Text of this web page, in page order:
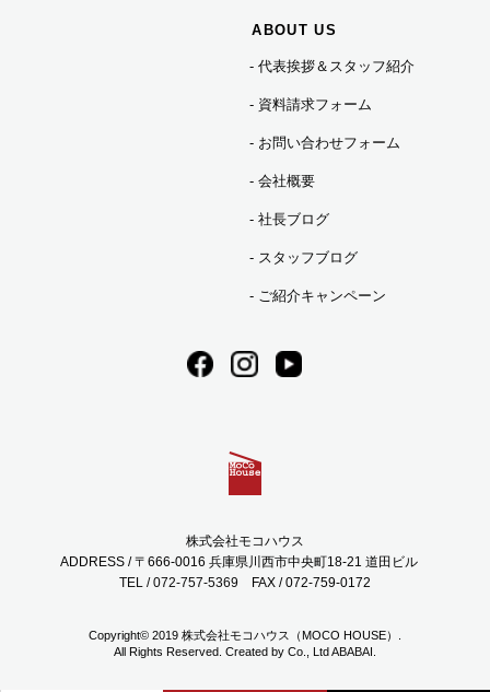
第４条（個人情報の第三者提供）
当社は，次に掲げる場合を除いて，あらかじめユーザーの
ありません。ただし，個人情報保護法その他の法令で認め
（2）人の生命，身体または財産の保護のために必要がある
（3）公衆衛生の向上または児童の健全な育成の推進のため
に特に必要がある場合であって，本人の同意を得ることが
た者が法令の定める事務を遂行することに対して協力する
利用目的に第三者への提供を含むこと
本人の求めに応じて個人情報の第三者への提供を停止する
こと
前項の定めにかかわらず，次に掲げる場合は第三者には該
（1）当社が利用目的の達成に必要な範囲内において個人
情報の取扱いの全部または一部を委託する場合
ABOUT US
代表挨拶＆スタッフ紹介
資料請求フォーム
お問い合わせフォーム
会社概要
社長ブログ
スタッフブログ
ご紹介キャンペーン
株式会社モコハウス
ADDRESS / 〒666-0016 兵庫県川西市中央町18-21 道田ビル
TEL / 072-757-5369 FAX / 072-759-0172
Copyright© 2019 株式会社モコハウス（MOCO HOUSE）.
All Rights Reserved. Created by Co., LtdABABAI.